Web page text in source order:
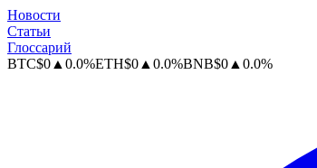
Новости
Статьи
Глоссарий
BTC$0 ▲ 0.0%ETH$0 ▲ 0.0%BNB$0 ▲ 0.0%